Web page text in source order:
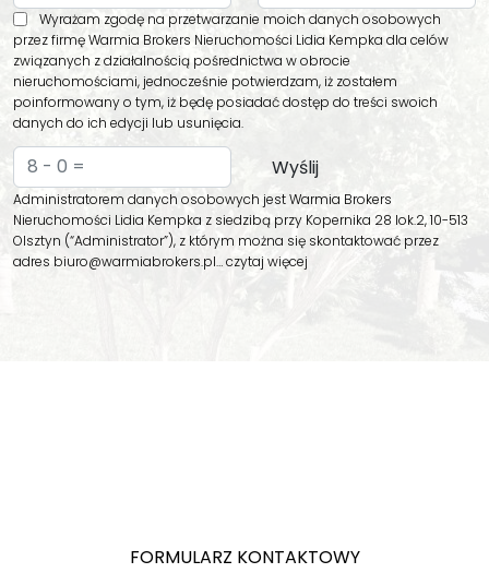
Wyrażam zgodę na przetwarzanie moich danych osobowych
przez firmę Warmia Brokers Nieruchomości Lidia Kempka dla celów
związanych z działalnością pośrednictwa w obrocie
nieruchomościami, jednocześnie potwierdzam, iż zostałem
poinformowany o tym, iż będę posiadać dostęp do treści swoich
danych do ich edycji lub usunięcia.
Administratorem danych osobowych jest Warmia Brokers
Nieruchomości Lidia Kempka z siedzibą przy Kopernika 28 lok.2, 10-513
Olsztyn (“Administrator”), z którym można się skontaktować przez
adres biuro@warmiabrokers.pl…czytaj więcej
FORMULARZ KONTAKTOWY